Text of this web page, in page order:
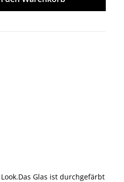
Glas ist durchgefärbt